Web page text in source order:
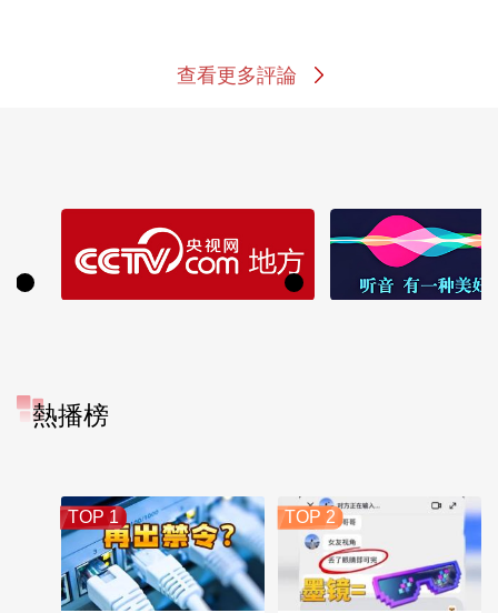
查看更多評論
熱播榜
TOP 1 TOP 2